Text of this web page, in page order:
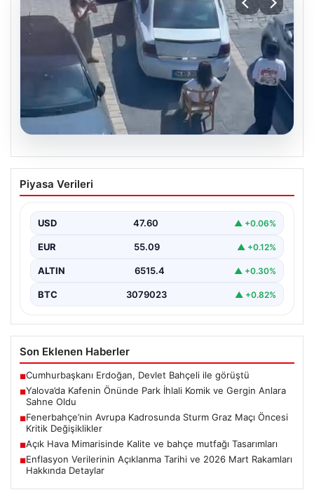
05.08.2026
Yalova’da Kafenin Önünde Park İhlali
Komik ve Gergin Anlara Sahne Oldu
Mahallesi Ufuk Sokak'ta bulunan bir kafede çalışan…
Piyasa Verileri
USD 47.60 ▲ +0.06%
EUR 55.09 ▲ +0.12%
ALTIN 6515.4 ▲ +0.30%
BTC 3079023 ▲ +0.82%
Son Eklenen Haberler
■Cumhurbaşkanı Erdoğan, Devlet Bahçeli ile görüştü
■Yalova’da Kafenin Önünde Park İhlali Komik ve Gergin Anlara
Sahne Oldu
■Fenerbahçe’nin Avrupa Kadrosunda Sturm Graz Maçı Öncesi
Kritik Değişiklikler
■Açık Hava Mimarisinde Kalite ve bahçe mutfağı Tasarımları
■Enflasyon Verilerinin Açıklanma Tarihi ve 2026 Mart Rakamları
Hakkında Detaylar